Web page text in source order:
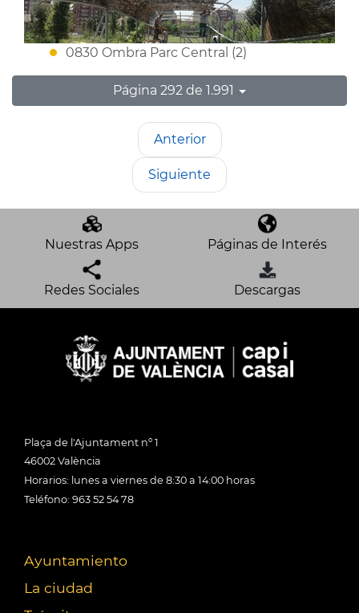
0830 Ombra Parc Central (2)
Página 292 de 1.991
Anterior
Siguiente
Nuestras Apps Páginas de Interés
Redes Sociales Descargas
Plaça de l'Ajuntament nº 1
46002 València
Horarios: lunes a viernes de 8:30 a 14:00 horas
Teléfono: 963 52 54 78
Ayuntamiento
La ciudad